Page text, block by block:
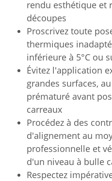
rendu esthétique et
découpes
Proscrivez toute
thermiques
inférieure à 5°C ou
Évitez l'application
grandes surfaces,
prématuré avant
carreaux
Procédez à des
d'alignement au
professionnelle et
d'un niveau à bulle
Respectez